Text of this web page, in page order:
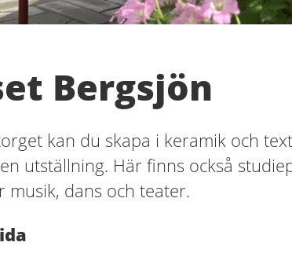
Bergsjön
kan du skapa i keramik och
utställning. Här finns också
musik, dans och teater.